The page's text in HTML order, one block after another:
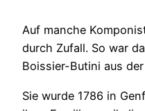
Auf manche
durch Zufall. So war
Boissier-Butini aus
Sie wurde 1786 in